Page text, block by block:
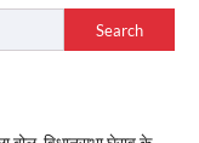
Search